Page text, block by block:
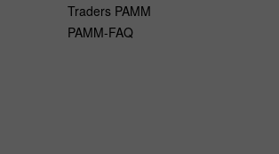
Traders PAMM
PAMM-FAQ